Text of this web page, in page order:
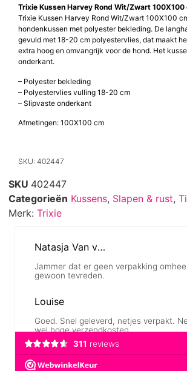
Trixie Kussen Harvey Rond Wit/Zwart 100X100
Trixie Kussen Harvey Rond Wit/Zwart 100X100
hondenkussen met polyester bekleding. De
gevuld met 18-20 cm polyestervlies, dat maakt
extra hoog en omvangrijk voor de hond. Het
onderkant.
– Polyester bekleding
– Polyestervlies vulling 18-20 cm
– Slipvaste onderkant
Afmetingen: 100X100 cm
SKU: 402447
SKU 402447
Categorieën Kussens, Slapen & rust,
Merk: Trixie